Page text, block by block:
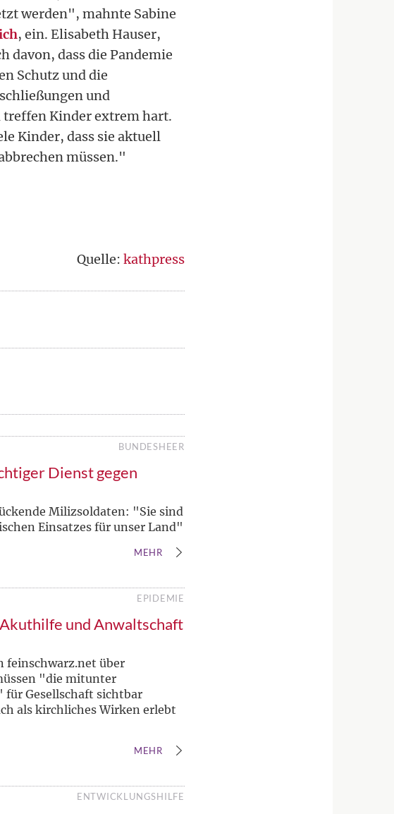
werden", mahnte Sabine
, ein. Elisabeth Hauser,
davon, dass die Pandemie
Schutz und die
und
Kinder extrem hart.
Kinder, dass sie aktuell
müssen."
Quelle: kathpress
BUNDESHEER
Dienst gegen
Milizsoldaten: "Sie sind
Einsatzes für unser Land"
MEHR
EPIDEMIE
und Anwaltschaft
feinschwarz.net über
"die mitunter
Gesellschaft sichtbar
als kirchliches Wirken erlebt
MEHR
ENTWICKLUNGSHILFE